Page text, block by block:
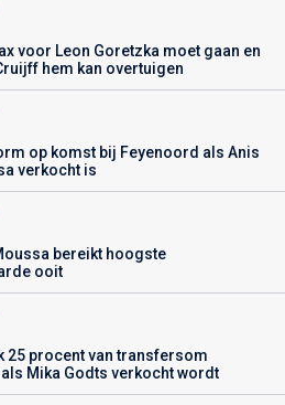
voor Leon Goretzka moet gaan en
hem kan overtuigen
op komst bij Feyenoord als Anis
verkocht is
bereikt hoogste
ooit
25 procent van transfersom
Mika Godts verkocht wordt